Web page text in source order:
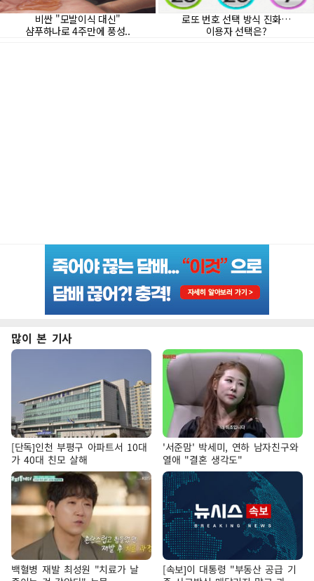
많이 본 기사
[단독]인천 부평구 아파트서 10대
가 40대 친모 살해
'서준맘' 박세미, 연하 남자친구와
열애 "결혼 생각도"
백혈병 재발 최성원 "치료가 날
[속보]이 대통령 "부동산 공급 기